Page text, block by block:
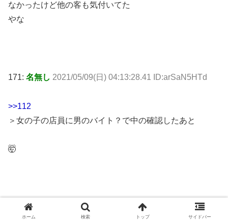
なかったけど他の客も気付いてた
やな
171: 名無し 2021/05/09(日) 04:13:28.41 ID:arSaN5HTd
>>112
＞女の子の店員に男のバイト？で中の確認したあと
🤯
190:名無し 2021/05/09(日) 04:16:28.81 ID:XGVY3auCa
ホーム 検索 トップ サイドバー